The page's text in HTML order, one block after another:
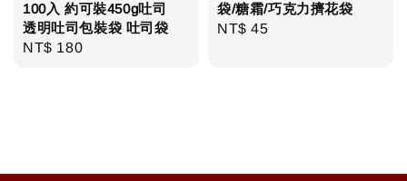
100入 約可裝450g吐司
透明吐司包裝袋 吐司袋
Regular
NT$ 180
袋/糖霜/巧克力擠花袋
Regular
NT$ 45